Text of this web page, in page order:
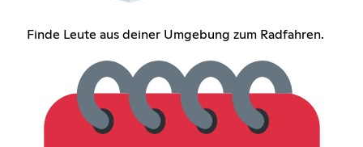
Finde Leute aus deiner Umgebung zum Radfahren.